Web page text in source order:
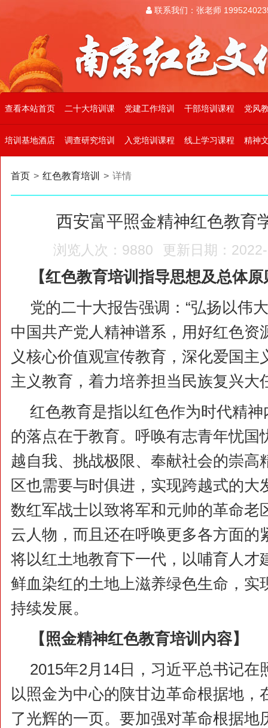
联系我们：张老师
查看本站首页 二十大培训课 党建工作培训 干部培训课程 党风
培训基地酒店 调查研究培训 入党培训课程 线上学习课程 精神
首页 > 红色教育培训 > 详情
西安富平照金精神红色教育
浏览人次：9880 更新日期：
【红色教育培训指导思想及总体
党的二十大报告强调：“弘扬以伟
中国共产党人精神谱系，用好红色资
义核心价值观宣传教育，深化爱国主
主义教育，着力培养担当民族复兴大
红色教育是指以红色作为时代精
的落点在于教育。呼唤有志青年忧国
越自我、挑战极限、奉献社会的崇高
区也需要与时俱进，实现跨越式的大
数红军战士以致将军和元帅的革命老
云人物，而且还在呼唤更多各方面的
将以红土地教育下一代，以哺育人才
鲜血染红的土地上滋养绿色生命，实
持续发展。
【照金精神红色教育培训内容】
2015年2月14日，习近平总书记在
以照金为中心的陕甘边革命根据地，
了光辉的一页。要加强对革命根据地